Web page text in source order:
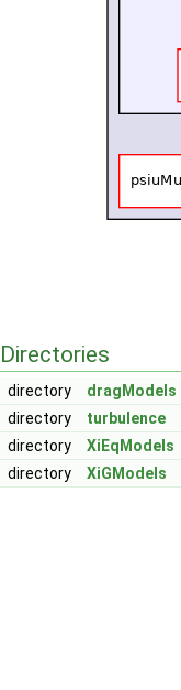
Directories
directory
dragModels
directory
turbulence
directory
XiEqModels
directory
XiGModels